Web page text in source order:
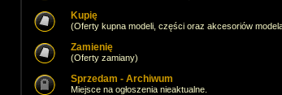
Kupię
(Oferty kupna modeli, części oraz akcesoriów
Zamienię
(Oferty zamiany)
Sprzedam - Archiwum
Miejsce na ogłoszenia nieaktualne.